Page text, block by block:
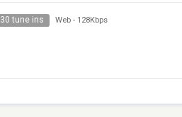
30 tune ins Web - 128Kbps